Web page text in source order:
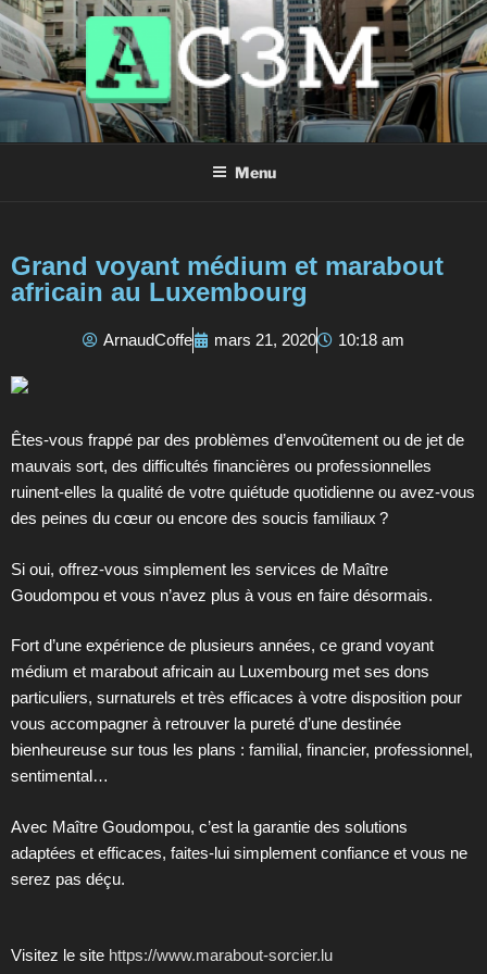
AC3M
Annuaire des meilleurs sites à visiter !
Menu
Grand voyant médium et marabout
africain au Luxembourg
ArnaudCoffe mars 21, 2020 10:18 am
Êtes-vous frappé par des problèmes d’envoûtement ou de jet de
mauvais sort, des difficultés financières ou professionnelles
ruinent-elles la qualité de votre quiétude quotidienne ou avez-vous
des peines du cœur ou encore des soucis familiaux ?
Si oui, offrez-vous simplement les services de Maître
Goudompou et vous n’avez plus à vous en faire désormais.
Fort d’une expérience de plusieurs années, ce grand voyant
médium et marabout africain au Luxembourg met ses dons
particuliers, surnaturels et très efficaces à votre disposition pour
vous accompagner à retrouver la pureté d’une destinée
bienheureuse sur tous les plans : familial, financier, professionnel,
sentimental…
Avec Maître Goudompou, c’est la garantie des solutions
adaptées et efficaces, faites-lui simplement confiance et vous ne
serez pas déçu.
Visitez le site https://www.marabout-sorcier.lu